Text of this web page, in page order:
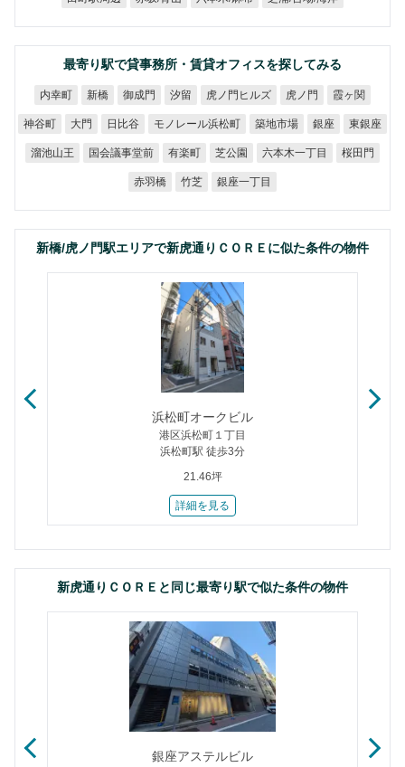
最寄り駅で貸事務所・賃貸オフィスを探してみる
内幸町 新橋 御成門 汐留 虎ノ門ヒルズ 虎ノ門 霞ヶ関
神谷町 大門 日比谷 モノレール浜松町 築地市場 銀座 東銀座
溜池山王 国会議事堂前 有楽町 芝公園 六本木一丁目 桜田門
赤羽橋 竹芝 銀座一丁目
新橋/虎ノ門駅エリアで新虎通りＣＯＲＥに似た条件の物件
浜松町オークビル
港区浜松町１丁目
浜松町駅 徒歩3分
21.46坪
詳細を見る
新虎通りＣＯＲＥと同じ最寄り駅で似た条件の物件
銀座アステルビル